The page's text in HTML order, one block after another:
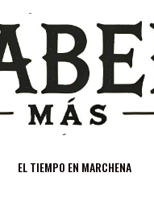
EL TIEMPO EN MARCHENA